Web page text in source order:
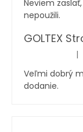
Neviem
nepoužili.
GOLTEX
Hodnotenie |
Veľmi dobrý
dodanie.